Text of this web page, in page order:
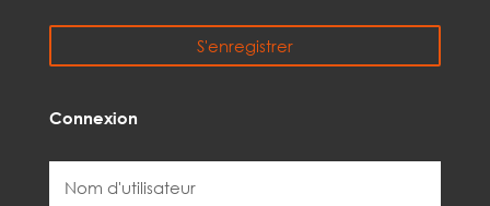
S'enregistrer
Connexion